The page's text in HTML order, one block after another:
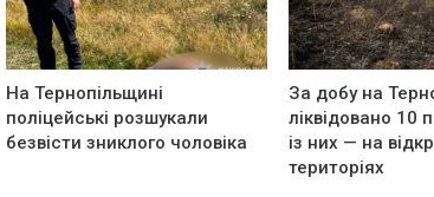
На Тернопільщині
поліцейські розшукали
безвісти зниклого чоловіка
За добу на
ліквідовано 10
із них — на
територіях